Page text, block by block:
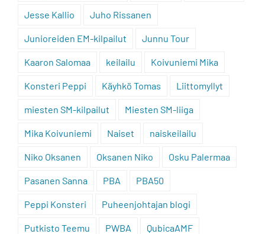
Jesse Kallio Juho Rissanen
Junioreiden EM-kilpailut Junnu Tour
Kaaron Salomaa keilailu Koivuniemi Mika
Konsteri Peppi Käyhkö Tomas Liittomyllyt
miesten SM-kilpailut Miesten SM-liiga
Mika Koivuniemi Naiset naiskeilailu
Niko Oksanen Oksanen Niko Osku Palermaa
Pasanen Sanna PBA PBA50
Peppi Konsteri Puheenjohtajan blogi
Putkisto Teemu PWBA QubicaAMF